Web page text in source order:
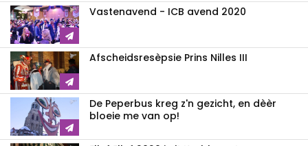
Vastenavend - ICB avend 2020
Afscheidsresèpsie Prins Nilles III
De Peperbus kreg z'n gezicht, en dèèr
bloeie me van op!